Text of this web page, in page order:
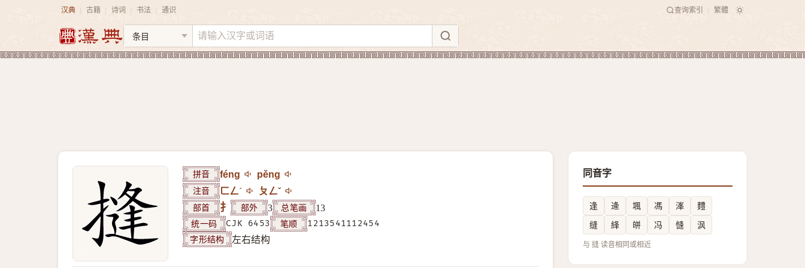
汉典 古籍 诗词 书法 通识 查询索引 繁體
拼音 féng pěng
注音 ㄈㄥˊ ㄆㄥˇ
部首 扌 部外 3 总笔画 13
统一码 CJK 6453 笔顺 1213541112454
字形结构 左右结构
同音字
逢 逄 堸 馮 溄
䵄
缝
綘 皏 冯 㦀 沨
与 摓 读音相同或相近